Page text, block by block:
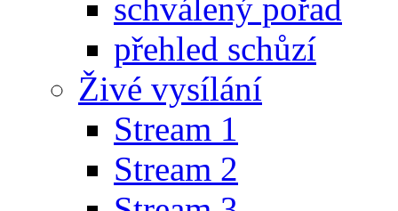
schválený pořad
přehled schůzí
Živé vysílání
Stream 1
Stream 2